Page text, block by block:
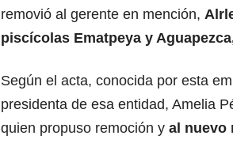
removió al gerente en mención,
piscícolas Ematpeya y
Según el acta, conocida por esta
presidenta de esa entidad, Amelia
quien propuso remoción y al nuevo